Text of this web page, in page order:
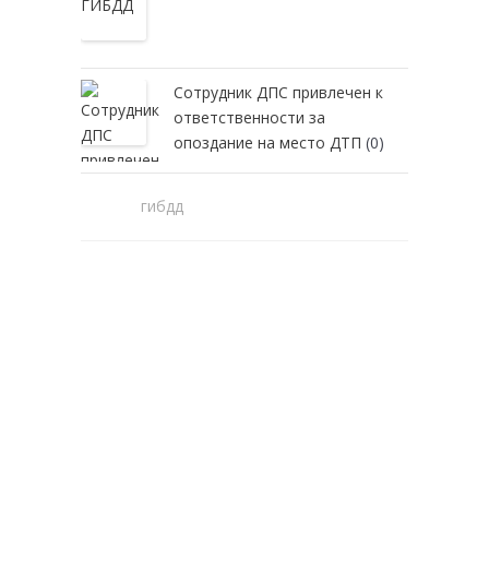
Сотрудник ДПС привлечен к
ответственности за
опоздание на место ДТП (0)
гибдд